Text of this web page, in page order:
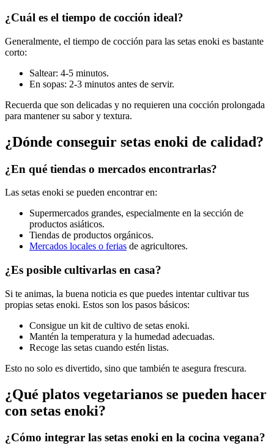
¿Cuál es el tiempo de cocción ideal?
Generalmente, el tiempo de cocción para las setas enoki es bastante
corto:
Saltear: 4-5 minutos.
En sopas: 2-3 minutos antes de servir.
Recuerda que son delicadas y no requieren una cocción prolongada
para mantener su sabor y textura.
¿Dónde conseguir setas enoki de calidad?
¿En qué tiendas o mercados encontrarlas?
Las setas enoki se pueden encontrar en:
Supermercados grandes, especialmente en la sección de
productos asiáticos.
Tiendas de productos orgánicos.
Mercados locales o ferias de agricultores.
¿Es posible cultivarlas en casa?
Si te animas, la buena noticia es que puedes intentar cultivar tus
propias setas enoki. Estos son los pasos básicos:
Consigue un kit de cultivo de setas enoki.
Mantén la temperatura y la humedad adecuadas.
Recoge las setas cuando estén listas.
Esto no solo es divertido, sino que también te asegura frescura.
¿Qué platos vegetarianos se pueden hacer
con setas enoki?
¿Cómo integrar las setas enoki en la cocina vegana?